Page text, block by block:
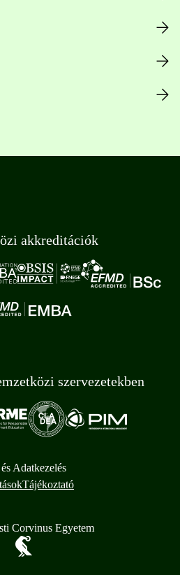
akkreditációk
szervezetekben
Adatkezelés
Tájékoztató
Corvinus Egyetem